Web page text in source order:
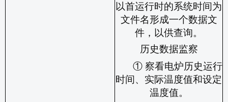
以首运行时的系统时间为
文件名形成一个数据文
件，以供查询。
历史数据监察
① 察看电炉历史运行
时间、实际温度值和设定
温度值。